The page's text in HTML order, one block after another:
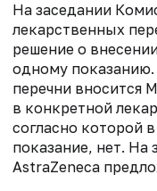
На заседании
лекарственных
решение о
одному показанию.
перечни вносится
в конкретной
согласно которой
показание, нет. На
AstraZeneca